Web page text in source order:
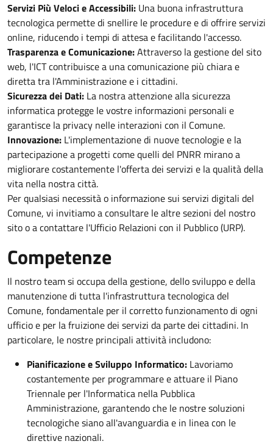
Servizi Più Veloci e Accessibili: Una buona infrastruttura
tecnologica permette di snellire le procedure e di offrire servizi
online, riducendo i tempi di attesa e facilitando l'accesso.
Trasparenza e Comunicazione:Attraverso la gestione del sito
web, l'ICT contribuisce a una comunicazione più chiara e
diretta tra l'Amministrazione e i cittadini.
Sicurezza dei Dati: La nostra attenzione alla sicurezza
informatica protegge le vostre informazioni personali e
garantisce la privacy nelle interazioni con il Comune.
Innovazione: L'implementazione di nuove tecnologie e la
partecipazione a progetti come quelli del PNRR mirano a
migliorare costantemente l'offerta dei servizi e la qualità della
vita nella nostra città.
Per qualsiasi necessità o informazione sui servizi digitali del
Comune, vi invitiamo a consultare le altre sezioni del nostro
sito o a contattare l'Ufficio Relazioni con il Pubblico (URP).
Competenze
Il nostro team si occupa della gestione, dello sviluppo e della
manutenzione di tutta l'infrastruttura tecnologica del
Comune, fondamentale per il corretto funzionamento di ogni
ufficio e per la fruizione dei servizi da parte dei cittadini. In
particolare, le nostre principali attività includono:
Pianificazione e Sviluppo Informatico: Lavoriamo
costantemente per programmare e attuare il Piano
Triennale per l'Informatica nella Pubblica
Amministrazione, garantendo che le nostre soluzioni
tecnologiche siano all'avanguardia e in linea con le
direttive nazionali.